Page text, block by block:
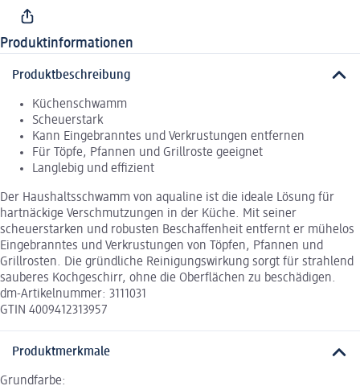
Produktinformationen
Produktbeschreibung
Küchenschwamm
Scheuerstark
Kann Eingebranntes und Verkrustungen entfernen
Für Töpfe, Pfannen und Grillroste geeignet
Langlebig und effizient
Der Haushaltsschwamm von aqualine ist die ideale Lösung für
hartnäckige Verschmutzungen in der Küche. Mit seiner
scheuerstarken und robusten Beschaffenheit entfernt er mühelos
Eingebranntes und Verkrustungen von Töpfen, Pfannen und
Grillrosten. Die gründliche Reinigungswirkung sorgt für strahlend
sauberes Kochgeschirr, ohne die Oberflächen zu beschädigen.
dm-Artikelnummer: 3111031
GTIN 4009412313957
Produktmerkmale
Grundfarbe: